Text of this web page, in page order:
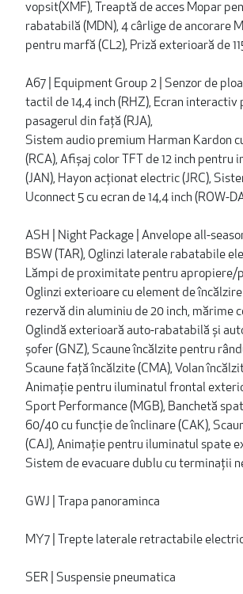
vopsit(XMF), Treaptă de acces Mopar
rabatabilă (MDN), 4 cârlige de ancorare
pentru marfă (CL2), Priză exterioară de
A67 | Equipment Group 2 | Senzor de
tactil de 14,4 inch (RHZ), Ecran interactiv
pasagerul din față (RJA),
Sistem audio premium Harman Kardon
(RCA), Afișaj color TFT de 12 inch pentru
(JAN), Hayon acționat electric (JRC),
Uconnect 5 cu ecran de 14,4 inch (ROW-
ASH | Night Package | Anvelope all-
BSW (TAR), Oglinzi laterale rabatabile
Lămpi de proximitate pentru apropiere/
Oglinzi exterioare cu element de încălzire
rezervă din aluminiu de 20 inch, mărime
Oglindă exterioară auto-rabatabilă și
șofer (GNZ), Scaune încălzite pentru
Scaune față încălzite (CMA), Volan
Animație pentru iluminatul frontal
Sport Performance (MGB), Banchetă
60/40 cu funcție de înclinare (CAK),
(CAJ), Animație pentru iluminatul spate
Sistem de evacuare dublu cu terminații
GWJ | Trapa panoraminca
MY7 | Trepte laterale retractabile
SER | Suspensie pneumatica